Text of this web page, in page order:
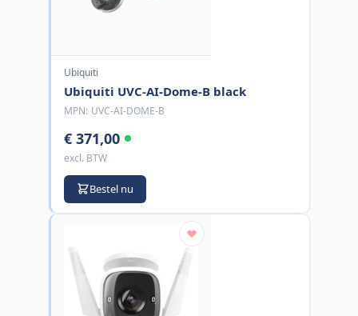
Ubiquiti
Ubiquiti UVC-AI-Dome-B black
MPN: UVC-AI-DOME-B
€ 371,00
excl. BTW
Bestel nu